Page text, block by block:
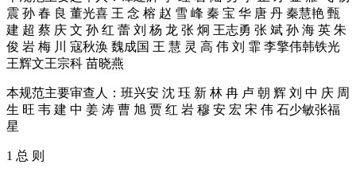
震 孙 春 良 董光喜 王 念 榕 赵 雪 峰 秦 宝 华 唐 丹 秦慧艳 甄
建 超 蔡 庆 文 孙 红 蕾 刘 杨 龙 张 炯 王志勇 张 斌 孙 海 英 朱
俊 岩 梅 川 寇秋涣 魏成国 王 慧 灵 高 伟 刘 霏 李擎伟韩铁光
王辉文王宗科 苗晓燕
本规范主要审查人：班兴安 沈 珏 新 林 冉 卢 朝 辉 刘 中 庆 周
生 旺 韦 建 中 姜 涛 曹 旭 贾 红 岩 穆 安 宏 宋 伟 石少敏张福
星
1 总 则